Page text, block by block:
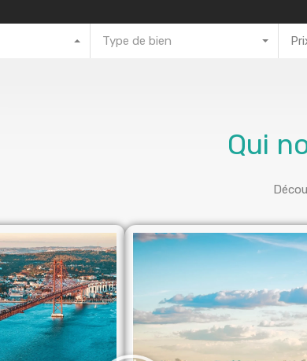
Type de bien
Qui